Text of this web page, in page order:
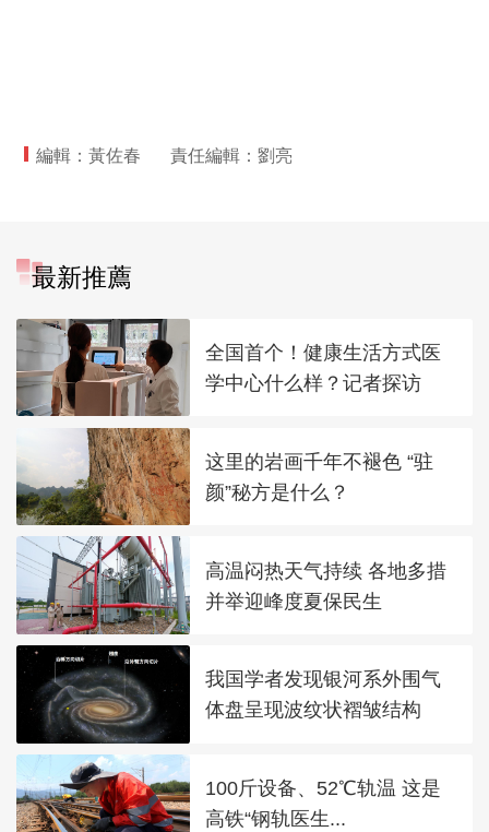
編輯：黃佐春 責任編輯：劉亮
最新推薦
全国首个！健康生活方式医
学中心什么样？记者探访
这里的岩画千年不褪色 “驻
颜”秘方是什么？
高温闷热天气持续 各地多措
并举迎峰度夏保民生
我国学者发现银河系外围气
体盘呈现波纹状褶皱结构
100斤设备、52℃轨温 这是
高铁“钢轨医生...